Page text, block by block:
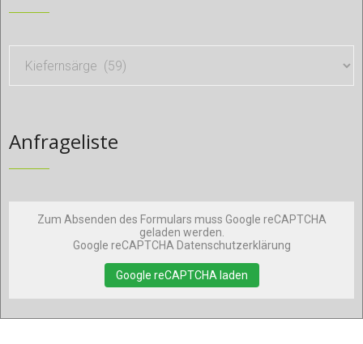
Anfrageliste
Zum Absenden des Formulars muss Google reCAPTCHA
geladen werden.
Google reCAPTCHA Datenschutzerklärung
Google reCAPTCHA laden